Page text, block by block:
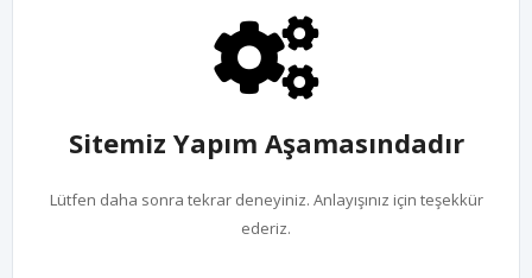
Sitemiz Yapım Aşamasındadır
Lütfen daha sonra tekrar deneyiniz. Anlayışınız için teşekkür
ederiz.